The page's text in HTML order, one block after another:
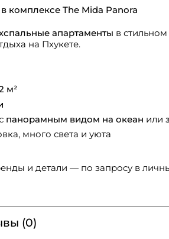
комплексе The Mida Panora
апартаменты в
на Пхукете.
м²
панорамным видом на океан или
много света и уюта
и детали — по запросу в
(0)